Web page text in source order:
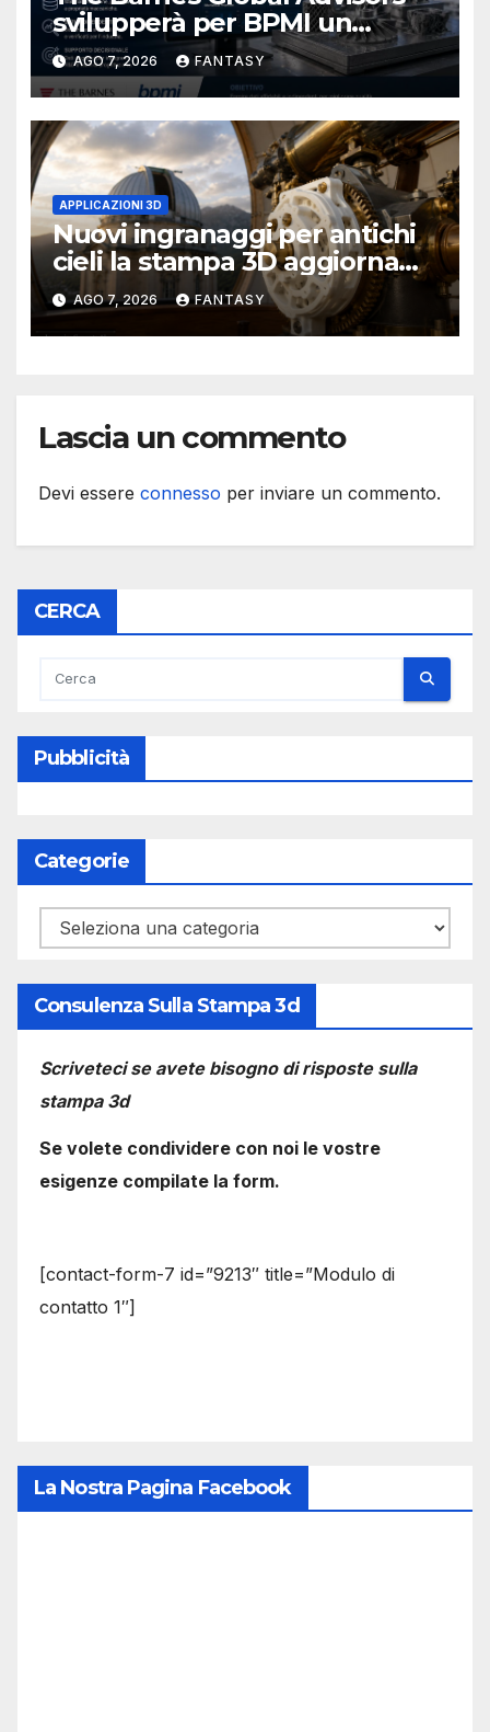
svilupperà per BPMI un
database per la stampa 3D
metallica destinata alla filiera
navale statunitense
AGO 7, 2026 FANTASY
APPLICAZIONI 3D
Nuovi ingranaggi per antichi
cieli la stampa 3D aggiorna
un osservatorio del 1930 della
University of Arkansas at
Little Rock
AGO 7, 2026 FANTASY
Lascia un commento
Devi essere connesso per inviare un commento.
CERCA
Pubblicità
Categorie
Categorie
Consulenza Sulla Stampa 3d
Scriveteci se avete bisogno di risposte sulla
stampa 3d
Se volete condividere con noi le vostre
esigenze compilate la form.
[contact-form-7 id=”9213″ title=”Modulo di
contatto 1″]
La Nostra Pagina Facebook